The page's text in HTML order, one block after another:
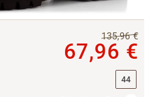
135,96 €
67,96 €
44